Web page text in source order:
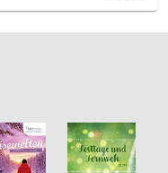
20.05.2026
1.599,00 €
Paris - mon amour